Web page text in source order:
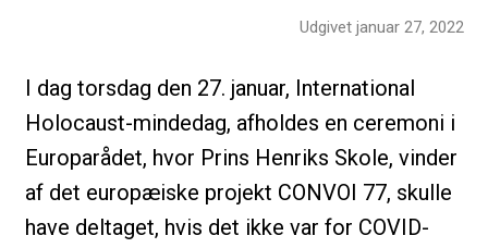
Udgivet januar 27, 2022
I dag torsdag den 27. januar, International
Holocaust-mindedag, afholdes en ceremoni i
Europarådet, hvor Prins Henriks Skole, vinder
af det europæiske projekt CONVOI 77, skulle
have deltaget, hvis det ikke var for COVID-